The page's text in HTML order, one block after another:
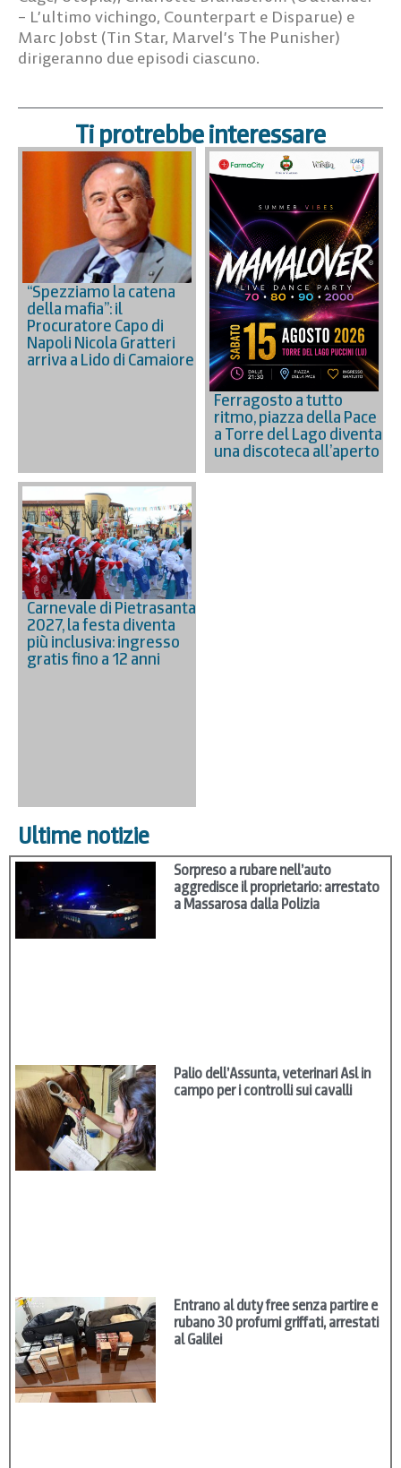
– L’ultimo vichingo, Counterpart e Disparue) e
Marc Jobst (Tin Star, Marvel’s The Punisher)
dirigeranno due episodi ciascuno.
Ti protrebbe interessare
“Spezziamo la catena
della mafia”: il
Procuratore Capo di
Napoli Nicola Gratteri
arriva a Lido di Camaiore
Ferragosto a tutto
ritmo, piazza della Pace
a Torre del Lago diventa
una discoteca all’aperto
Carnevale di Pietrasanta
2027, la festa diventa
più inclusiva: ingresso
gratis fino a 12 anni
Ultime notizie
Sorpreso a rubare nell’auto
aggredisce il proprietario: arrestato
a Massarosa dalla Polizia
Palio dell’Assunta, veterinari Asl in
campo per i controlli sui cavalli
Entrano al duty free senza partire e
rubano 30 profumi griffati, arrestati
al Galilei